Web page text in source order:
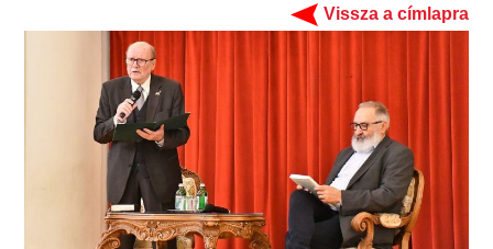
Vissza a címlapra